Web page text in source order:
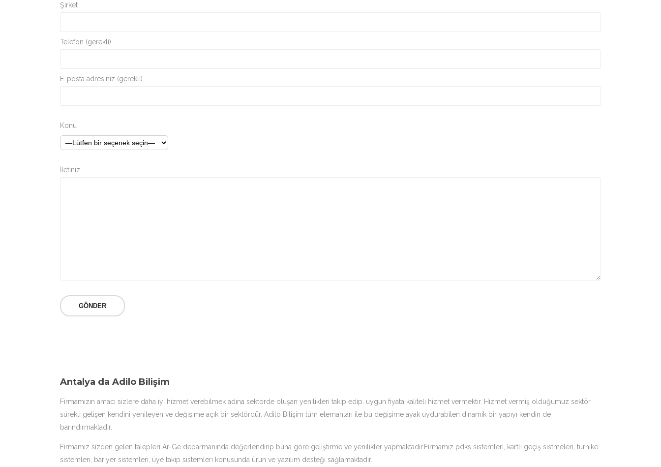
Şirket
Telefon (gerekli)
E-posta adresiniz (gerekli)
Konu
İletiniz
Antalya da Adilo Bilişim
Firmamızın amacı sizlere daha iyi hizmet verebilmek adına sektörde oluşan yenilikleri takip edip, uygun fiyata kaliteli hizmet vermektir. Hizmet vermiş olduğumuz sektör
sürekli gelişen kendini yenileyen ve değişime açık bir sektördür. Adilo Bilişim tüm elemanları ile bu değişime ayak uydurabilen dinamik bir yapıyı kendin de
barındırmaktadır.
Firmamız sizden gelen talepleri Ar-Ge deparmanında değerlendirip buna göre geliştirme ve yenilikler yapmaktadır.Firmamız pdks sistemleri, kartlı geçiş sistmeleri, turnike
sistemleri, bariyer sistemleri, üye takip sistemleri konusunda ürün ve yazılım desteği sağlamaktadır.